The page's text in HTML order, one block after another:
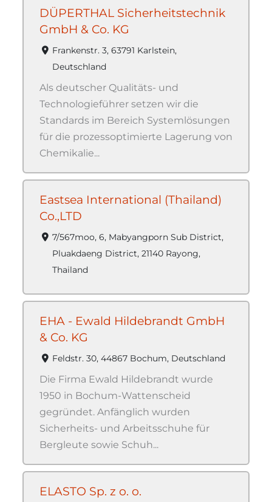
DÜPERTHAL Sicherheitstechnik
GmbH & Co. KG
Frankenstr. 3, 63791 Karlstein,
Deutschland
Als deutscher Qualitäts- und
Technologieführer setzen wir die
Standards im Bereich Systemlösungen
für die prozessoptimierte Lagerung von
Chemikalie...
Eastsea International (Thailand)
Co.,LTD
7/567moo, 6, Mabyangporn Sub District,
Pluakdaeng District, 21140 Rayong,
Thailand
EHA - Ewald Hildebrandt GmbH
& Co. KG
Feldstr. 30, 44867 Bochum, Deutschland
Die Firma Ewald Hildebrandt wurde
1950 in Bochum-Wattenscheid
gegründet. Anfänglich wurden
Sicherheits- und Arbeitsschuhe für
Bergleute sowie Schuh...
ELASTO Sp. z o. o.